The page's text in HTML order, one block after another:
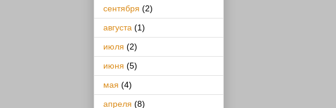
сентября (2)
августа (1)
июля (2)
июня (5)
мая (4)
апреля (8)